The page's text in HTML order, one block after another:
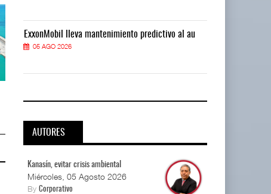
equipamiento para mo ...
equipamiento para mo ...
ExxonMobil lleva mantenimiento predictivo al au
05 AGO 2026
AUTORES
Kanasín, evitar crisis ambiental
Miércoles, 05 Agosto 2026
By Corporativo